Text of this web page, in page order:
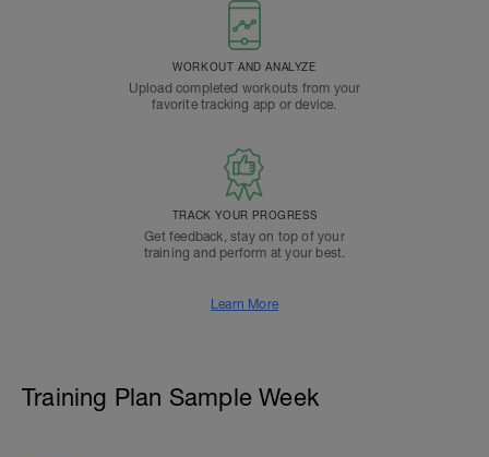
WORKOUT AND ANALYZE
Upload completed workouts from your
favorite tracking app or device.
TRACK YOUR PROGRESS
Get feedback, stay on top of your
training and perform at your best.
Learn More
Training Plan Sample Week